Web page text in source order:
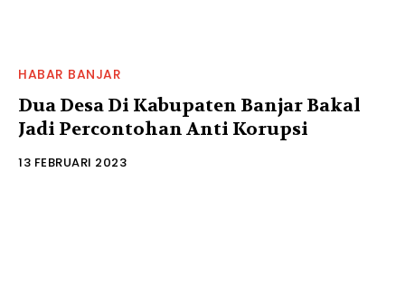
HABAR BANJAR
Dua Desa Di Kabupaten Banjar Bakal
Jadi Percontohan Anti Korupsi
13 FEBRUARI 2023